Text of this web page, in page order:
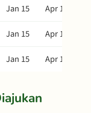
Jan 15
Apr 15
Jan 15
Apr 15
Jan 15 Apr 15